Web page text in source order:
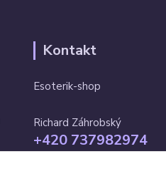
Kontakt
Esoterik-shop
Richard Záhrobský
+420 737982974